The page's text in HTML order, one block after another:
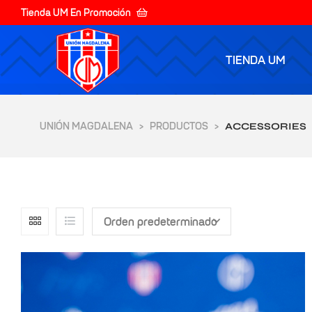
Tienda UM En Promoción
TIENDA UM
UNIÓN MAGDALENA > PRODUCTOS > ACCESSORIES
Orden predeterminado